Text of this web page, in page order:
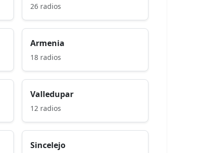
26 radios
Armenia
18 radios
Valledupar
12 radios
Sincelejo